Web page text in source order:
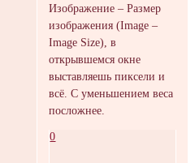
Изображение – Размер
изображения (Image –
Image Size), в
открывшемся окне
выставляешь пиксели и
всё. С уменьшением веса
посложнее.
0